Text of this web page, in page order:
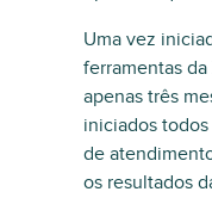
Uma vez
ferramentas
apenas três
iniciados
de
os resultados